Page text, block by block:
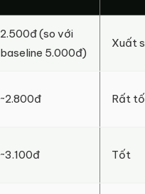
2.500đ (so với
baseline 5.000đ)
Xuất
~2.800đ Rất
~3.100đ Tốt